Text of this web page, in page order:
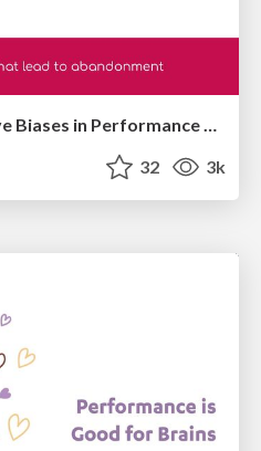
Understanding Cognitive Biases in Performance Measurement
32 3k